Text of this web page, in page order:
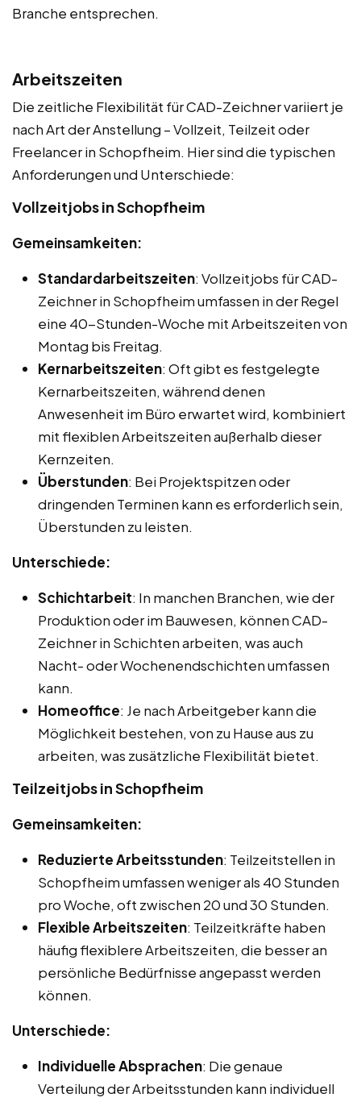
Branche entsprechen.
Arbeitszeiten
Die zeitliche Flexibilität für CAD-Zeichner variiert je
nach Art der Anstellung – Vollzeit, Teilzeit oder
Freelancer in Schopfheim. Hier sind die typischen
Anforderungen und Unterschiede:
Vollzeitjobs in Schopfheim
Gemeinsamkeiten:
Standardarbeitszeiten: Vollzeitjobs für CAD-
Zeichner in Schopfheim umfassen in der Regel
eine 40-Stunden-Woche mit Arbeitszeiten von
Montag bis Freitag.
Kernarbeitszeiten: Oft gibt es festgelegte
Kernarbeitszeiten, während denen
Anwesenheit im Büro erwartet wird, kombiniert
mit flexiblen Arbeitszeiten außerhalb dieser
Kernzeiten.
Überstunden: Bei Projektspitzen oder
dringenden Terminen kann es erforderlich sein,
Überstunden zu leisten.
Unterschiede:
Schichtarbeit: In manchen Branchen, wie der
Produktion oder im Bauwesen, können CAD-
Zeichner in Schichten arbeiten, was auch
Nacht- oder Wochenendschichten umfassen
kann.
Homeoffice: Je nach Arbeitgeber kann die
Möglichkeit bestehen, von zu Hause aus zu
arbeiten, was zusätzliche Flexibilität bietet.
Teilzeitjobs in Schopfheim
Gemeinsamkeiten:
Reduzierte Arbeitsstunden: Teilzeitstellen in
Schopfheim umfassen weniger als 40 Stunden
pro Woche, oft zwischen 20 und 30 Stunden.
Flexible Arbeitszeiten: Teilzeitkräfte haben
häufig flexiblere Arbeitszeiten, die besser an
persönliche Bedürfnisse angepasst werden
können.
Unterschiede:
Individuelle Absprachen: Die genaue
Verteilung der Arbeitsstunden kann individuell